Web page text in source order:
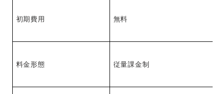
初期費用 無料
料金形態 従量課金制